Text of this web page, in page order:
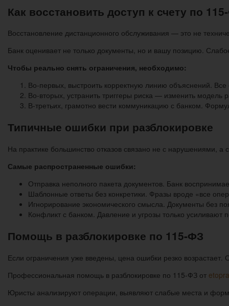
Как восстановить доступ к счету по
Восстановление дистанционного обслуживания — это не
Банк оценивает не только документы, но и вашу позицию.
Чтобы реально снять ограничения, необходимо:
Во-первых, выстроить корректную линию объяснений.
Во-вторых, устранить триггеры риска — изменить модель
В-третьих, грамотно вести коммуникацию с банком.
Типичные ошибки при разблокировке
На практике большинство отказов связано не с нарушениями,
Самые распространенные ошибки:
Отправка неполного пакета документов. Банк
Шаблонные ответы без конкретики. Фразы вроде «все
Игнорирование экономического смысла. Документы без
Конфликт с банком. Давление и угрозы только усиливают
Помощь в разблокировке по 115-ФЗ
Если ограничения уже введены, цена ошибки резко
Профессиональная помощь в разблокировке по 115-ФЗ от
Юристы анализируют операции, выявляют слабые места и